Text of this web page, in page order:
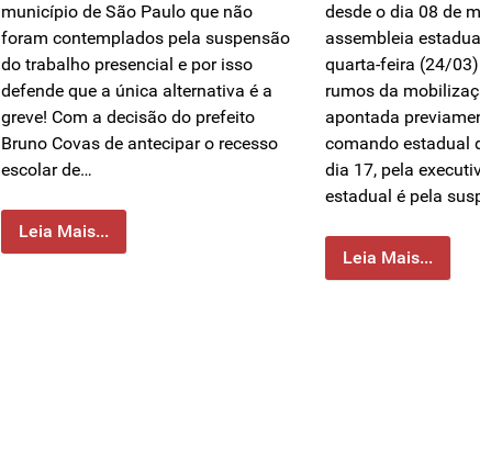
município de São Paulo que não
foram contemplados pela suspensão
do trabalho presencial e por isso
defende que a única alternativa é a
greve! Com a decisão do prefeito
Bruno Covas de antecipar o recesso
escolar de…
Leia Mais...
desde o dia 08 de
assembleia
quarta-feira (24/
rumos da
apontada
comando estadual
dia 17, pela
estadual é pela
Leia Mais...